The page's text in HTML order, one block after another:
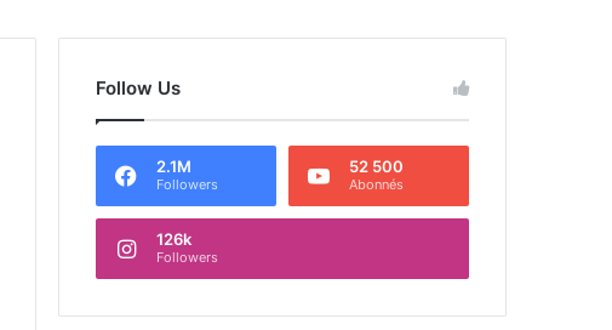
Follow Us
2.1M
Followers
52 500
Abonnés
126k
Followers